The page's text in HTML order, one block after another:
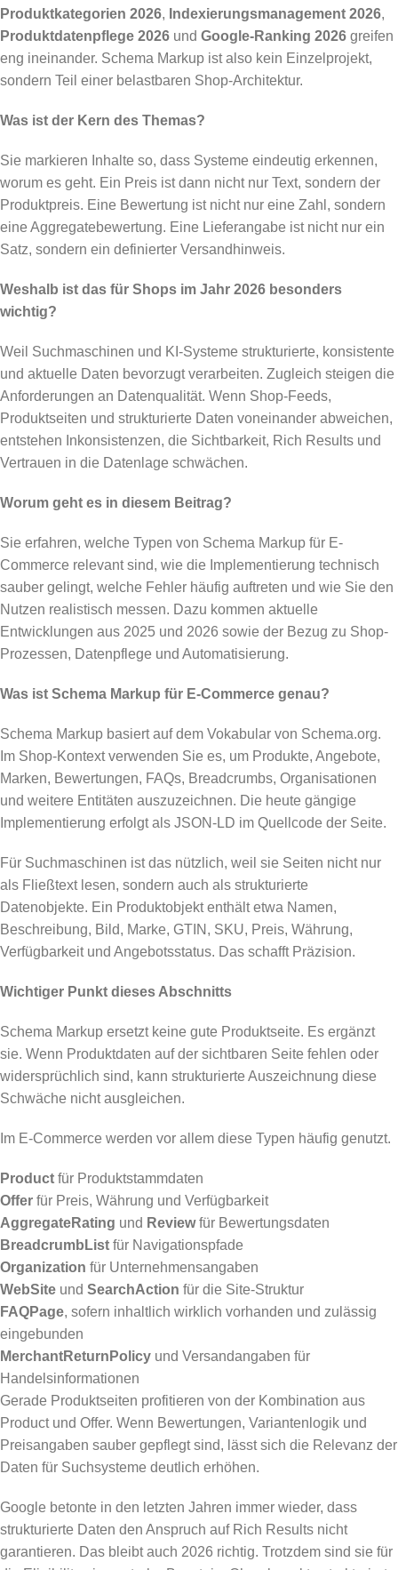
Produktkategorien 2026, Indexierungsmanagement 2026,
Produktdatenpflege 2026 und Google-Ranking 2026 greifen
eng ineinander. Schema Markup ist also kein Einzelprojekt,
sondern Teil einer belastbaren Shop-Architektur.
Was ist der Kern des Themas?
Sie markieren Inhalte so, dass Systeme eindeutig erkennen,
worum es geht. Ein Preis ist dann nicht nur Text, sondern der
Produktpreis. Eine Bewertung ist nicht nur eine Zahl, sondern
eine Aggregatebewertung. Eine Lieferangabe ist nicht nur ein
Satz, sondern ein definierter Versandhinweis.
Weshalb ist das für Shops im Jahr 2026 besonders
wichtig?
Weil Suchmaschinen und KI-Systeme strukturierte, konsistente
und aktuelle Daten bevorzugt verarbeiten. Zugleich steigen die
Anforderungen an Datenqualität. Wenn Shop-Feeds,
Produktseiten und strukturierte Daten voneinander abweichen,
entstehen Inkonsistenzen, die Sichtbarkeit, Rich Results und
Vertrauen in die Datenlage schwächen.
Worum geht es in diesem Beitrag?
Sie erfahren, welche Typen von Schema Markup für E-
Commerce relevant sind, wie die Implementierung technisch
sauber gelingt, welche Fehler häufig auftreten und wie Sie den
Nutzen realistisch messen. Dazu kommen aktuelle
Entwicklungen aus 2025 und 2026 sowie der Bezug zu Shop-
Prozessen, Datenpflege und Automatisierung.
Was ist Schema Markup für E-Commerce genau?
Schema Markup basiert auf dem Vokabular von Schema.org.
Im Shop-Kontext verwenden Sie es, um Produkte, Angebote,
Marken, Bewertungen, FAQs, Breadcrumbs, Organisationen
und weitere Entitäten auszuzeichnen. Die heute gängige
Implementierung erfolgt als JSON-LD im Quellcode der Seite.
Für Suchmaschinen ist das nützlich, weil sie Seiten nicht nur
als Fließtext lesen, sondern auch als strukturierte
Datenobjekte. Ein Produktobjekt enthält etwa Namen,
Beschreibung, Bild, Marke, GTIN, SKU, Preis, Währung,
Verfügbarkeit und Angebotsstatus. Das schafft Präzision.
Wichtiger Punkt dieses Abschnitts
Schema Markup ersetzt keine gute Produktseite. Es ergänzt
sie. Wenn Produktdaten auf der sichtbaren Seite fehlen oder
widersprüchlich sind, kann strukturierte Auszeichnung diese
Schwäche nicht ausgleichen.
Im E-Commerce werden vor allem diese Typen häufig genutzt.
Product für Produktstammdaten
Offer für Preis, Währung und Verfügbarkeit
AggregateRating und Reviewfür Bewertungsdaten
BreadcrumbList für Navigationspfade
Organization für Unternehmensangaben
WebSite und SearchAction für die Site-Struktur
FAQPage, sofern inhaltlich wirklich vorhanden und zulässig
eingebunden
MerchantReturnPolicy und Versandangaben für
Handelsinformationen
Gerade Produktseiten profitieren von der Kombination aus
Product und Offer. Wenn Bewertungen, Variantenlogik und
Preisangaben sauber gepflegt sind, lässt sich die Relevanz der
Daten für Suchsysteme deutlich erhöhen.
Google betonte in den letzten Jahren immer wieder, dass
strukturierte Daten den Anspruch auf Rich Results nicht
garantieren. Das bleibt auch 2026 richtig. Trotzdem sind sie für